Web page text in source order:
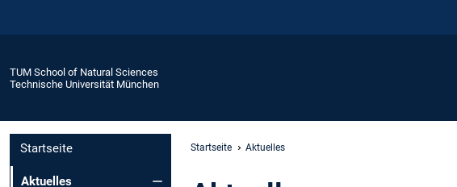
TUM School of Natural Sciences
Technische Universität München
Startseite
Aktuelles
Startseite Aktuelles